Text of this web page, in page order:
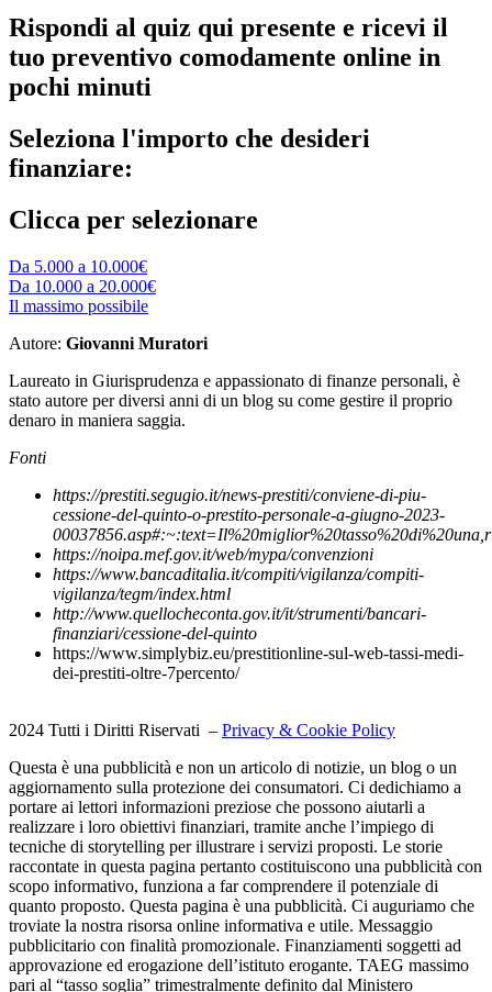
Rispondi al quiz qui presente e ricevi il
tuo preventivo comodamente online in
pochi minuti
Seleziona l'importo che desideri
finanziare:
Clicca per selezionare
Da 5.000 a 10.000€
Da 10.000 a 20.000€
Il massimo possibile
Autore: Giovanni Muratori
Laureato in Giurisprudenza e appassionato di finanze personali, è
stato autore per diversi anni di un blog su come gestire il proprio
denaro in maniera saggia.
Fonti
https://prestiti.segugio.it/news-prestiti/conviene-di-piu-
cessione-del-quinto-o-prestito-personale-a-giugno-2023-
https://noipa.mef.gov.it/web/mypa/convenzioni
https://www.bancaditalia.it/compiti/vigilanza/compiti-
vigilanza/tegm/index.html
http://www.quellocheconta.gov.it/it/strumenti/bancari-
finanziari/cessione-del-quinto
https://www.simplybiz.eu/prestitionline-sul-web-tassi-medi-
dei-prestiti-oltre-7percento/
2024 Tutti i Diritti Riservati – Privacy & Cookie Policy
Questa è una pubblicità e non un articolo di notizie, un blog o un
aggiornamento sulla protezione dei consumatori. Ci dedichiamo a
portare ai lettori informazioni preziose che possono aiutarli a
realizzare i loro obiettivi finanziari, tramite anche l’impiego di
tecniche di storytelling per illustrare i servizi proposti. Le storie
raccontate in questa pagina pertanto costituiscono una pubblicità con
scopo informativo, funziona a far comprendere il potenziale di
quanto proposto. Questa pagina è una pubblicità. Ci auguriamo che
troviate la nostra risorsa online informativa e utile. Messaggio
pubblicitario con finalità promozionale. Finanziamenti soggetti ad
approvazione ed erogazione dell’istituto erogante. TAEG massimo
pari al “tasso soglia” trimestralmente definito dal Ministero